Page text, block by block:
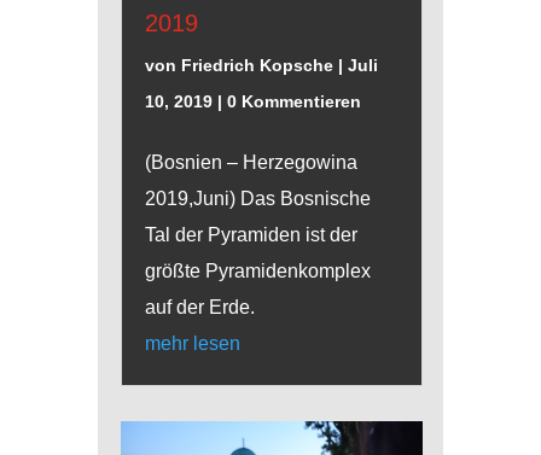
2019
von Friedrich Kopsche| Juli
10, 2019| 0 Kommentieren
(Bosnien – Herzegowina
2019,Juni) Das Bosnische
Tal der Pyramiden ist der
größte Pyramidenkomplex
auf der Erde.
mehr lesen